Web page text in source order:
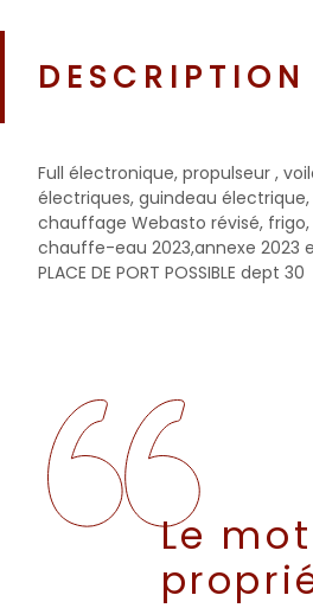
DESCRIPTION
Full électronique, propulseur ,
électriques, guindeau électrique,
chauffage Webasto révisé, frigo,
chauffe-eau 2023,annexe 2023
PLACE DE PORT POSSIBLE dept 30
Le